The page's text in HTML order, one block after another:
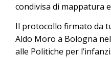
condivisa di mappatura
Il protocollo firmato da
Aldo Moro a Bologna
alle Politiche per